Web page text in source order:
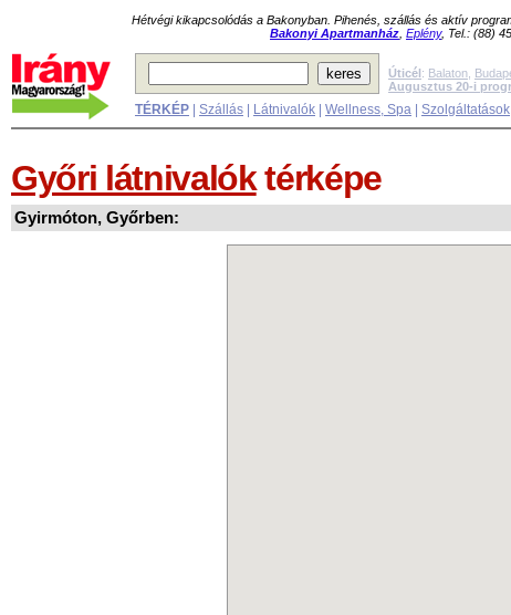
Hétvégi kikapcsolódás a Bakonyban. Pihenés, szállás és aktív
Bakonyi Apartmanház Eplény, Tel.: (88)
Úticél: Balaton
Augusztus 20-i
TÉRKÉP Szállás Látnivalók Wellness, Spa Szolgáltatások
Győri látnivalóktérképe
Gyirmóton, Győrben: